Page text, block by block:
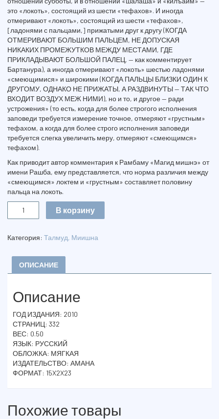
это «локоть», состоящий из шести «тефахов». И иногда
отмеривают «локоть», состоящий из шести «тефахов»,
[ладонями с пальцами,] прижатыми друг к другу (КОГДА
ОТМЕРИВАЮТ БОЛЬШИМ ПАЛЬЦЕМ, НЕ ДОПУСКАЯ
НИКАКИХ ПРОМЕЖУТКОВ МЕЖДУ МЕСТАМИ, ГДЕ
ПРИКЛАДЫВАЮТ БОЛЬШОЙ ПАЛЕЦ, — как комментирует
Бартанура), а иногда отмеривают «локоть» шестью ладонями
«смеющимися» и широкими (КОГДА ПАЛЬЦЫ БЛИЗКИ ОДИН К
ДРУГОМУ, ОДНАКО НЕ ПРИЖАТЫ, А РАЗДВИНУТЫ — ТАК ЧТО
ВХОДИТ ВОЗДУХ МЕЖ НИМИ), но и то, и другое — ради
устрожения» (то есть, когда для более строгого исполнения
заповеди требуется измерение точное, отмеряют «грустным»
тефахом, а когда для более строго исполнения заповеди
требуется слегка увеличить меру, отмеряют «смеющимся»
тефахом).
Как приводит автор комментария к Рамбаму «Магид мишнэ» от
имени Рашба, ему представляется, что норма различия между
«смеющимся» локтем и «грустным» составляет половину
пальца на локоть.
МИШНА.
ЭРУВИН
MASECHET
ERUVIN
В корзину
Категория: Талмуд, Миишна
ОПИСАНИЕ
Описание
ГОД ИЗДАНИЯ: 2010
СТРАНИЦ: 332
ВЕС: 0.50
ЯЗЫК: РУССКИЙ
ОБЛОЖКА: МЯГКАЯ
ИЗДАТЕЛЬСТВО: АМАНА
ФОРМАТ: 15X2X23
Похожие товары